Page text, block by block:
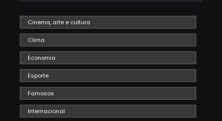
Cinema, arte e cultura
Clima
Economia
Esporte
Famosos
Internacional